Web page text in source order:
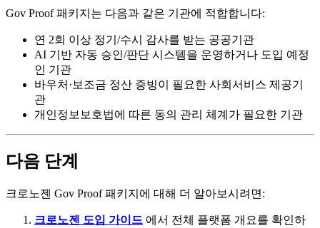
Gov Proof 패키지는 다음과 같은 기관에 적합합니다:
연 2회 이상 정기/수시 감사를 받는 공공기관
AI 기반 자동 승인/판단 시스템을 운영하거나 도입 예정
인 기관
바우처·보조금 정산 증빙이 필요한 사회서비스 제공기
관
개인정보보호법에 따른 동의 관리 체계가 필요한 기관
다음 단계
크로노젠 Gov Proof 패키지에 대해 더 알아보시려면:
크로노젠 도입 가이드 에서 전체 플랫폼 개요를 확인하